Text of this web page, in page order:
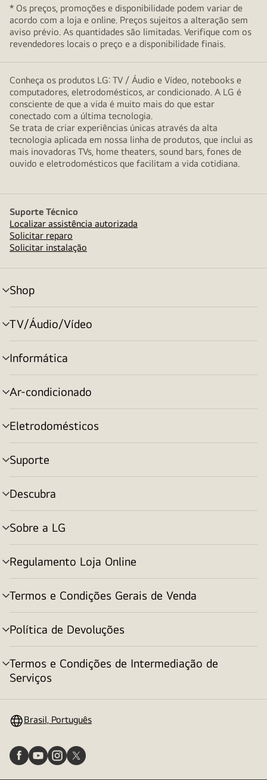
* Os preços, promoções e disponibilidade podem variar de
acordo com a loja e online. Preços sujeitos a alteração sem
aviso prévio. As quantidades são limitadas. Verifique com os
revendedores locais o preço e a disponibilidade finais.
Conheça os produtos LG: TV / Áudio e Vídeo, notebooks e
computadores, eletrodomésticos, ar condicionado. A LG é
consciente de que a vida é muito mais do que estar
conectado com a última tecnologia.
Se trata de criar experiências únicas através da alta
tecnologia aplicada em nossa linha de produtos, que inclui as
mais inovadoras TVs, home theaters, sound bars, fones de
ouvido e eletrodomésticos que facilitam a vida cotidiana.
Suporte Técnico
Localizar assistência autorizada
Solicitar reparo
Solicitar instalação
Shop
alternar
menu
TV/Áudio/Vídeo
alternar
menu
Informática
alternar
menu
Ar-condicionado
alternar
menu
Eletrodomésticos
alternar
menu
Suporte
alternar
menu
Descubra
alternar
menu
Sobre a LG
alternar
menu
Regulamento Loja Online
alternar
menu
Termos e Condições Gerais de Venda
alternar
menu
Política de Devoluções
alternar
menu
Termos e Condições de Intermediação de
Serviços
alternar
Brasil, Português